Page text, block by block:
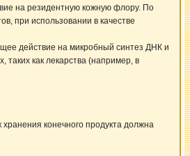
на резидентную кожную флору. По
при использовании в качестве
действие на микробный синтез ДНК и
таких как лекарства (например, в
конечного продукта должна